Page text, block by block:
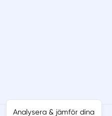
Analysera & jämför dina